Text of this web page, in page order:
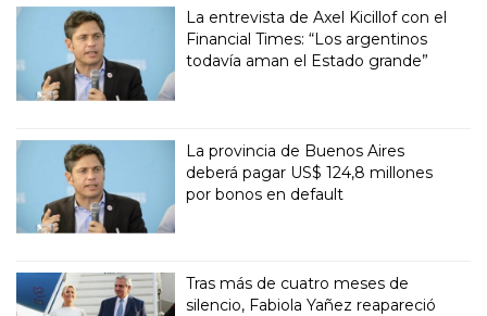
La entrevista de Axel Kicillof con el
Financial Times: “Los argentinos
todavía aman el Estado grande”
La provincia de Buenos Aires
deberá pagar US$ 124,8 millones
por bonos en default
Tras más de cuatro meses de
silencio, Fabiola Yañez reapareció